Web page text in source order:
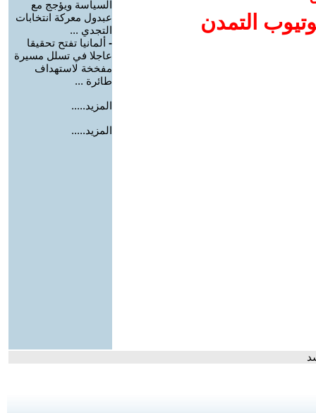
التمدن
السياسة ويؤجج مع
عبدول معركة انتخابات
التجدي ...
- ألمانيا تفتح تحقيقا
عاجلا في تسلل مسيرة
مفخخة لاستهداف
طائرة ...
المزيد.....
المزيد.....